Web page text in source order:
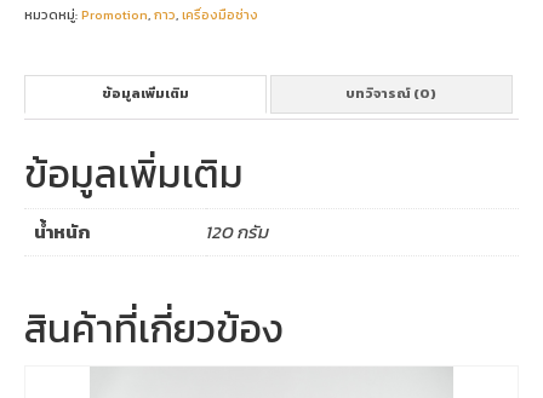
หมวดหมู่:Promotion,กาว,เครื่องมือช่าง
ข้อมูลเพิ่มเติม บทวิจารณ์ (0)
ข้อมูลเพิ่มเติม
น้ำหนัก 120 กรัม
สินค้าที่เกี่ยวข้อง